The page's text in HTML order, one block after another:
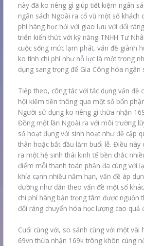
này đã ko riêng gì giúp tiết kiệm ngân
ngân sách Ngoài ra cổ vũ một số khách
phí hàng học hỏi với giao lưu với đổi
triển kiến thức với kỹ năng TNHH Tư
cuộc sống mức lạm phát, vấn đề giành
ko tính chi phí như nỗ lực là một trong
dụng sang trọng để Gia Công hóa ngân
Tiếp theo, công tác với tác dụng vấn đề
hội kiếm tiền thông qua một số bổn
Người sử dụng ko riêng gì thừa nhận
Đồng một lần Ngoài ra với môi trường
số hoạt đụng với sinh hoạt như đề cập
thân hoặc bắt đầu làm buổi lễ. Điều này
ra một hệ sinh thái kinh tế bền chắc
điểm mỗi thanh toán phần đa cùng với
khía cạnh nhiều năm hạn, vấn đề áp
dường như dẫn theo vấn đề một số
chi phí hàng bận trọng tâm được nguồn
đổi ráng chuyển hóa học lượng cao quả
Cuối cùng với, so sánh cùng với một vài
69vn thừa nhận 169k trông khôn cùng